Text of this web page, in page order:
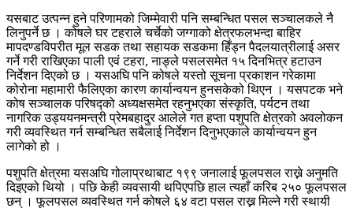
यसबाट उत्पन्न हुने परिणामको जिम्मेवारी पनि सम्बन्धित पसल सञ्चालकले नै
लिनुपर्ने छ । कोषले घर टहराले चर्चेको जग्गाको क्षेत्रफलभन्दा बाहिर
मापदण्डविपरीत मूल सडक तथा सहायक सडकमा हिँड्न पैदलयात्रीलाई असर
गर्ने गरी राखिएका पाली एवं टहरा, नाङ्ले पसलसमेत १५ दिनभित्र हटाउन
निर्देशन दिएको छ । यसअघि पनि कोषले यस्तो सूचना प्रकाशन गरेकामा
कोरोना महामारी फैलिएका कारण कार्यान्वयन हुनसकेको थिएन । यसपटक भने
कोष सञ्चालक परिषद्को अध्यक्षसमेत रहनुभएका संस्कृति, पर्यटन तथा
नागरिक उड्ययनमन्त्री प्रेमबहादुर आलेले गत हप्ता पशुपति क्षेत्रको अवलोकन
गरी व्यवस्थित गर्न सम्बन्धित सबैलाई निर्देशन दिनुभएकाले कार्यान्वयन हुन
लागेको हो ।
पशुपति क्षेत्रमा यसअघि गोलाप्रथाबाट १९९ जनालाई फूलपसल राख्ने अनुमति
दिइएको थियो । पछि केही व्यवसायी थपिएपछि हाल त्यहाँ करिब २५० फूलपसल
छन् । फूलपसल व्यवस्थित गर्न कोषले ६४ वटा पसल राख्न मिल्ने गरी स्थायी